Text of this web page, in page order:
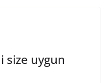
size uygun